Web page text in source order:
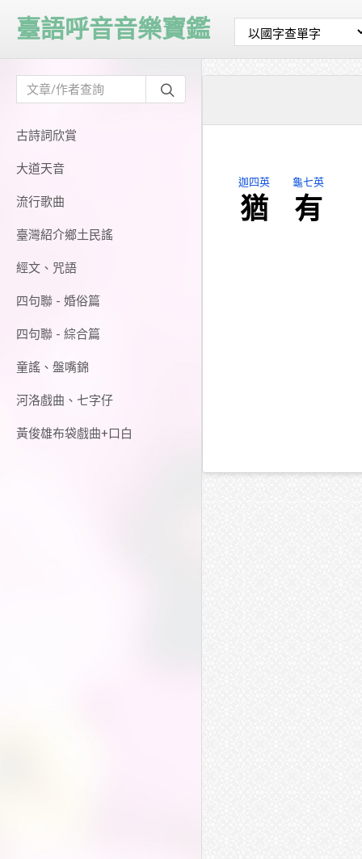
古詩詞欣賞
大道天音
流行歌曲
臺灣紹介鄉土民謠
經文、咒語
四句聯 - 婚俗篇
四句聯 - 綜合篇
童謠、盤嘴錦
河洛戲曲、七字仔
黃俊雄布袋戲曲+口白
臺語呼音音樂寶鑑
迦四英
猶
龜七英
有